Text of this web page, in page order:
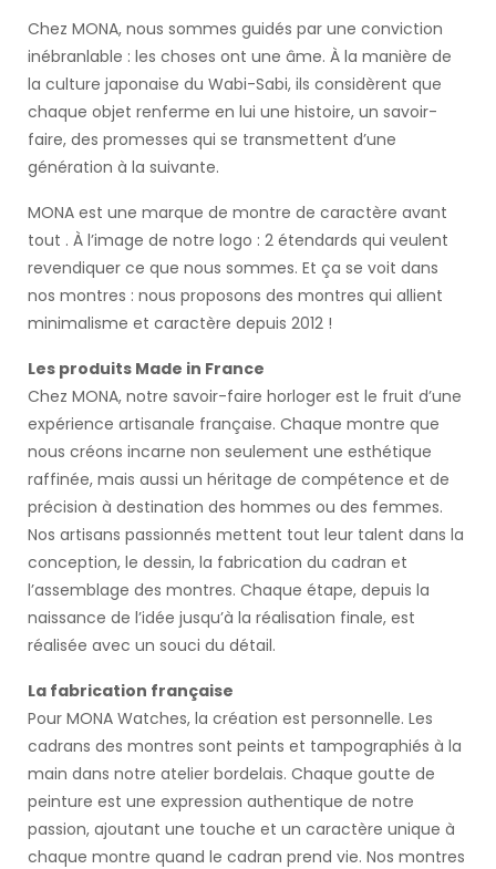
Chez MONA, nous sommes guidés par une conviction
inébranlable : les choses ont une âme. À la manière de
la culture japonaise du Wabi-Sabi, ils considèrent que
chaque objet renferme en lui une histoire, un savoir-
faire, des promesses qui se transmettent d’une
génération à la suivante.
MONA est une marque de montre de caractère avant
tout . À l’image de notre logo : 2 étendards qui veulent
revendiquer ce que nous sommes. Et ça se voit dans
nos montres : nous proposons des montres qui allient
minimalisme et caractère depuis 2012 !
Les produits Made in France
Chez MONA, notre savoir-faire horloger est le fruit d’une
expérience artisanale française. Chaque montre que
nous créons incarne non seulement une esthétique
raffinée, mais aussi un héritage de compétence et de
précision à destination des hommes ou des femmes.
Nos artisans passionnés mettent tout leur talent dans la
conception, le dessin, la fabrication du cadran et
l’assemblage des montres. Chaque étape, depuis la
naissance de l’idée jusqu’à la réalisation finale, est
réalisée avec un souci du détail.
La fabrication française
Pour MONA Watches, la création est personnelle. Les
cadrans des montres sont peints et tampographiés à la
main dans notre atelier bordelais. Chaque goutte de
peinture est une expression authentique de notre
passion, ajoutant une touche et un caractère unique à
chaque montre quand le cadran prend vie. Nos montres